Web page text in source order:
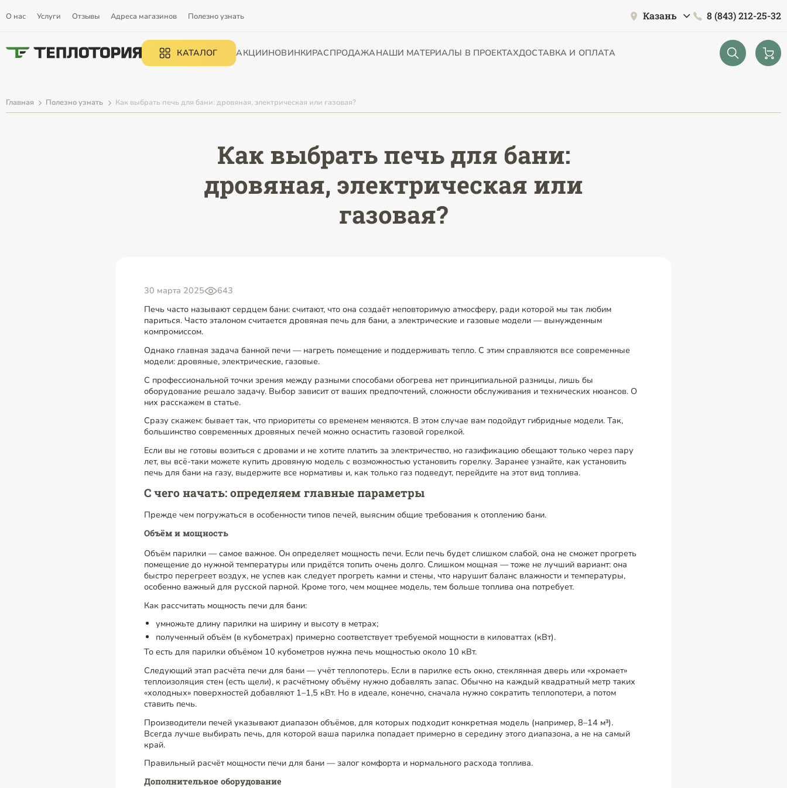
О нас Услуги Отзывы Адреса магазинов Полезно узнать Казань 8 (843) 212-25-32
КАТАЛОГ АКЦИИНОВИНКИРАСПРОДАЖАНАШИ МАТЕРИАЛЫ В ПРОЕКТАХДОСТАВКА И ОПЛАТА
Главная Полезно узнать Как выбрать печь для бани: дровяная, электрическая или газовая?
Как выбрать печь для бани:
дровяная, электрическая или
газовая?
30 марта 2025
643
Печь часто называют сердцем бани: считают, что она создаёт неповторимую атмосферу, ради которой мы так любим
париться. Часто эталоном считается дровяная печь для бани, а электрические и газовые модели — вынужденным
компромиссом.
Однако главная задача банной печи — нагреть помещение и поддерживать тепло. С этим справляются все современные
модели: дровяные, электрические, газовые.
С профессиональной точки зрения между разными способами обогрева нет принципиальной разницы, лишь бы
оборудование решало задачу. Выбор зависит от ваших предпочтений, сложности обслуживания и технических нюансов. О
них расскажем в статье.
Сразу скажем: бывает так, что приоритеты со временем меняются. В этом случае вам подойдут гибридные модели. Так,
большинство современных дровяных печей можно оснастить газовой горелкой.
Если вы не готовы возиться с дровами и не хотите платить за электричество, но газификацию обещают только через пару
лет, вы всё-таки можете купить дровяную модель с возможностью установить горелку. Заранее узнайте, как установить
печь для бани на газу, выдержите все нормативы и, как только газ подведут, перейдите на этот вид топлива.
С чего начать: определяем главные параметры
Прежде чем погружаться в особенности типов печей, выясним общие требования к отоплению бани.
Объём и мощность
Объём парилки — самое важное. Он определяет мощность печи. Если печь будет слишком слабой, она не сможет прогреть
помещение до нужной температуры или придётся топить очень долго. Слишком мощная — тоже не лучший вариант: она
быстро перегреет воздух, не успев как следует прогреть камни и стены, что нарушит баланс влажности и температуры,
особенно важный для русской парной. Кроме того, чем мощнее модель, тем больше топлива она потребует.
Как рассчитать мощность печи для бани:
умножьте длину парилки на ширину и высоту в метрах;
полученный объём (в кубометрах) примерно соответствует требуемой мощности в киловаттах (кВт).
То есть для парилки объёмом 10 кубометров нужна печь мощностью около 10 кВт.
Следующий этап расчёта печи для бани — учёт теплопотерь. Если в парилке есть окно, стеклянная дверь или «хромает»
теплоизоляция стен (есть щели), к расчётному объёму нужно добавлять запас. Обычно на каждый квадратный метр таких
«холодных» поверхностей добавляют 1–1,5 кВт. Но в идеале, конечно, сначала нужно сократить теплопотери, а потом
ставить печь.
Производители печей указывают диапазон объёмов, для которых подходит конкретная модель (например, 8–14 м³).
Всегда лучше выбирать печь, для которой ваша парилка попадает примерно в середину этого диапазона, а не на самый
край.
Правильный расчёт мощности печи для бани — залог комфорта и нормального расхода топлива.
Дополнительное оборудование